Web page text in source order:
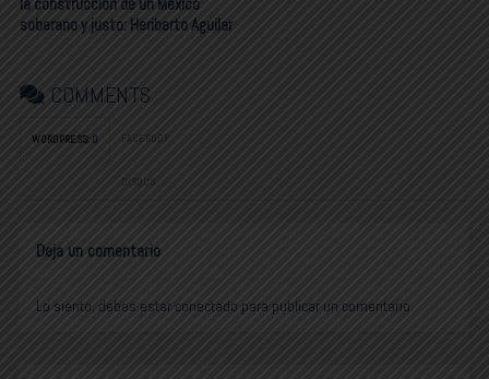
soberano y justo: Heriberto Aguilar
COMMENTS
WORDPRESS: 0 FACEBOOK:
DISQUS:
Deja un comentario
Lo siento, debes estar conectado para publicar un comentario.